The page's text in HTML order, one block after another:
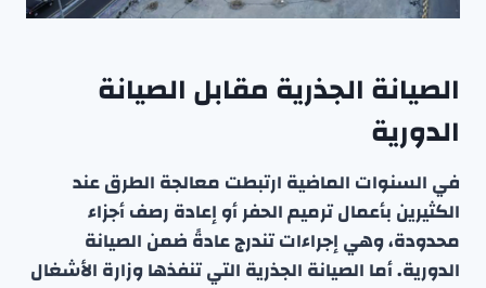
الصيانة الجذرية مقابل الصيانة
الدورية
في السنوات الماضية ارتبطت معالجة الطرق عند
الكثيرين بأعمال ترميم الحفر أو إعادة رصف أجزاء
محدودة، وهي إجراءات تندرج عادةً ضمن الصيانة
الدورية. أما الصيانة الجذرية التي تنفذها وزارة الأشغال